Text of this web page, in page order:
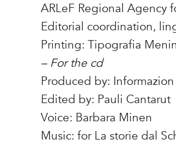
ARLeF Regional Agency
Editorial coordination,
Printing: Tipografia
– For the cd
Produced by:
Edited by: Pauli Cantarut
Voice: Barbara Minen
Music: for La storie dal